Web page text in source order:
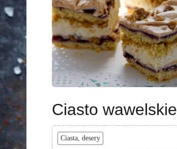
Ciasto wawelskie
Ciasta, desery